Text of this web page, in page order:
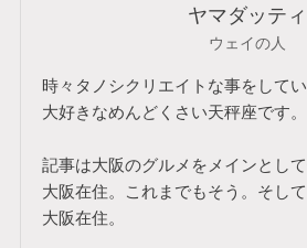
ヤマダッティ
ウェイの人
時々タノシクリエイトな事をして
大好きなめんどくさい天秤座です。
記事は大阪のグルメをメインとして
大阪在住。これまでもそう。そし
大阪在住。